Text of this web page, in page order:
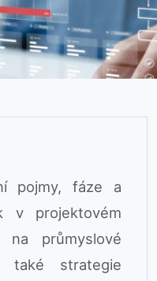
pojmy, fáze a
v projektovém
na průmyslové
také strategie